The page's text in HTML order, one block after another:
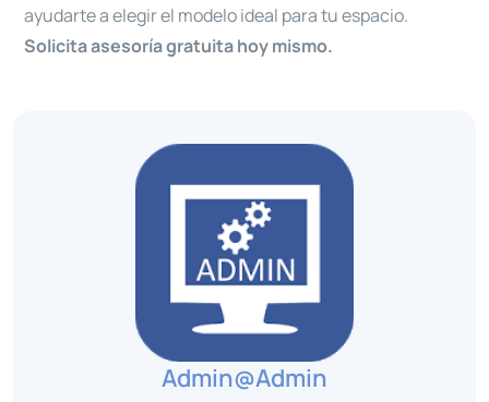
ayudarte a elegir el modelo ideal para tu espacio.
Solicita asesoría gratuita hoy mismo.
Admin@admin